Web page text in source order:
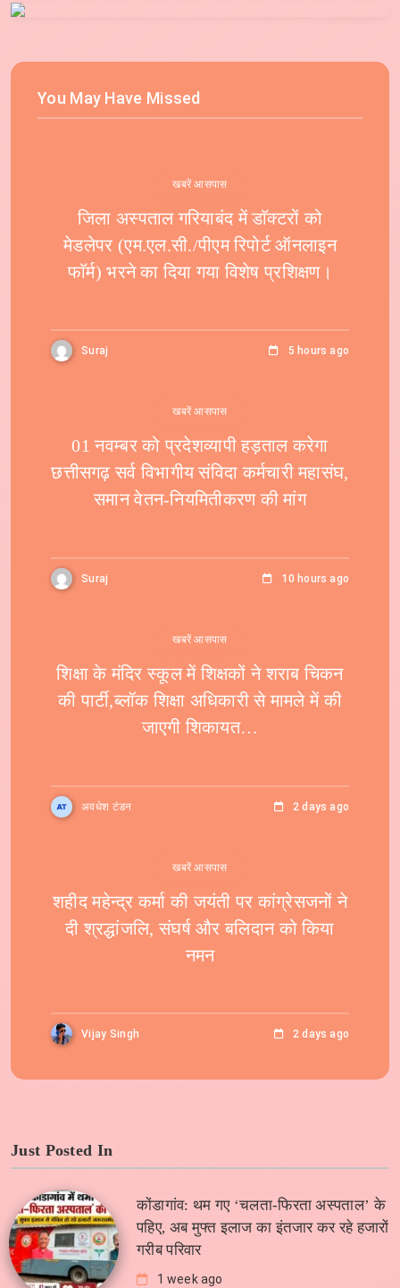
You May Have Missed
खबरें आसपास
जिला अस्पताल गरियाबंद में डाॅक्टरों को
मेडलेपर (एम.एल.सी./पीएम रिपोर्ट ऑनलाइन
फाॅर्म) भरने का दिया गया विशेष प्रशिक्षण।
Suraj 5 hours ago
खबरें आसपास
01 नवम्बर को प्रदेशव्यापी हड़ताल करेगा
छत्तीसगढ़ सर्व विभागीय संविदा कर्मचारी महासंघ,
समान वेतन-नियमितीकरण की मांग
Suraj 10 hours ago
खबरें आसपास
शिक्षा के मंदिर स्कूल में शिक्षकों ने शराब चिकन
की पार्टी,ब्लॉक शिक्षा अधिकारी से मामले में की
जाएगी शिकायत…
अवधेश टंडन 2 days ago
खबरें आसपास
शहीद महेन्द्र कर्मा की जयंती पर कांग्रेसजनों ने
दी श्रद्धांजलि, संघर्ष और बलिदान को किया
नमन
Vijay Singh 2 days ago
Just Posted In
कोंडागांव: थम गए ‘चलता-फिरता अस्पताल’ के
पहिए, अब मुफ्त इलाज का इंतजार कर रहे हजारों
गरीब परिवार
1 week ago